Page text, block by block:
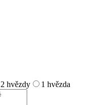
2 hvězdy 1 hvězda